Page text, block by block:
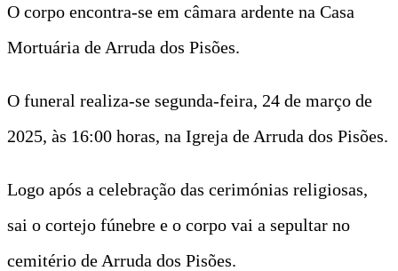
O corpo encontra-se em câmara ardente na Casa
Mortuária de Arruda dos Pisões.
O funeral realiza-se segunda-feira, 24 de março de
2025, às 16:00 horas, na Igreja de Arruda dos Pisões.
Logo após a celebração das cerimónias religiosas,
sai o cortejo fúnebre e o corpo vai a sepultar no
cemitério de Arruda dos Pisões.